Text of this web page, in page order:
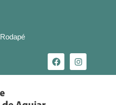
Rodapé